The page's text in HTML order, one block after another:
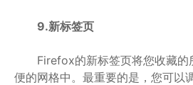
9.新标签页
Firefox的新标签页将您收藏的
便的网格中。最重要的是，您可以